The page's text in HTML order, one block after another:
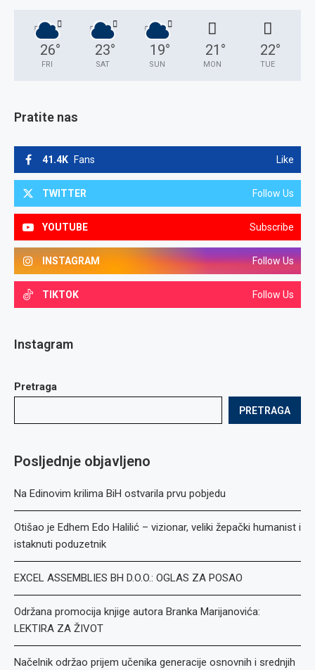
26°
FRI
23°
SAT
19°
SUN
21 °
MON
22°
TUE
Pratite nas
41.4K Fans Like
TWITTER Follow Us
YOUTUBE Subscribe
INSTAGRAM Follow Us
TIKTOK Follow Us
Instagram
Pretraga
PRETRAGA
Posljednje objavljeno
Na Edinovim krilima BiH ostvarila prvu pobjedu
Otišao je Edhem Edo Halilić – vizionar, veliki žepački humanist i
istaknuti poduzetnik
EXCEL ASSEMBLIES BH D.O.O.: OGLAS ZA POSAO
Održana promocija knjige autora Branka Marijanovića:
LEKTIRA ZA ŽIVOT
Načelnik održao prijem učenika generacije osnovnih i srednjih